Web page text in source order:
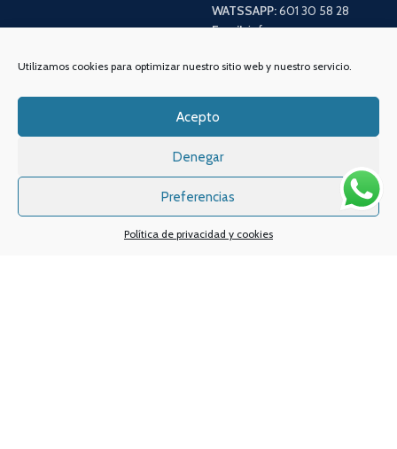
Utilizamos cookies para optimizar nuestro sitio web y nuestro servicio.
Acepto
Denegar
Preferencias
Política de privacidad y cookies
WATSSAPP:601 30 58 28
Email:info@vapeo.es
Sistema de envío